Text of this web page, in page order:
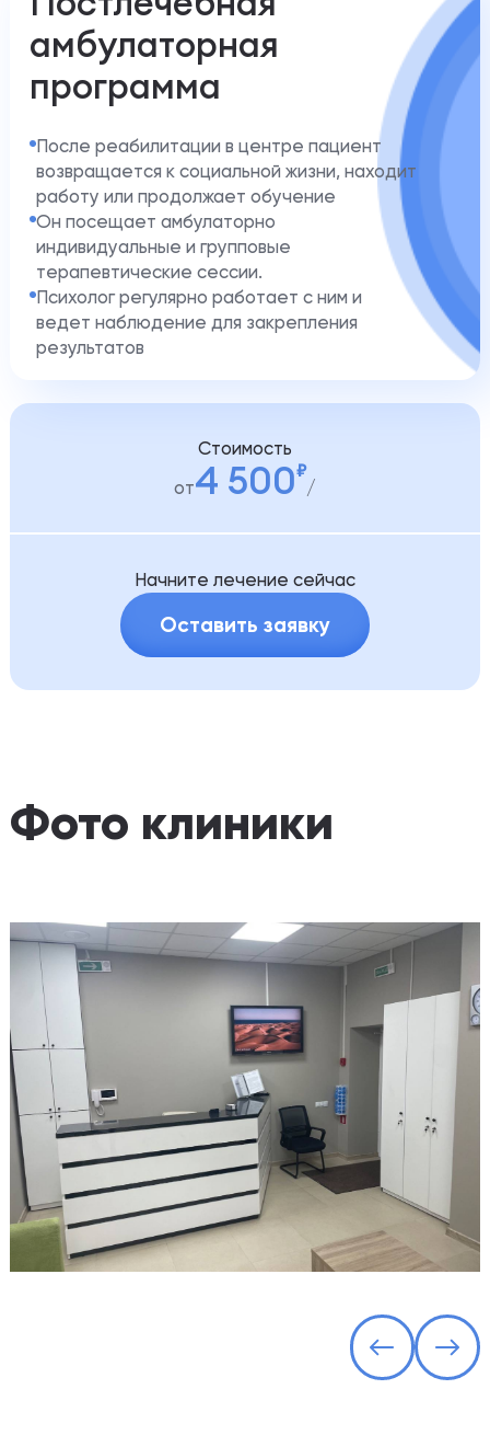
амбулаторная
программа
После реабилитации в центре пациент
возвращается к социальной жизни, находит
работу или продолжает обучение
Он посещает амбулаторно
индивидуальные и групповые
терапевтические сессии.
Психолог регулярно работает с ним и
ведет наблюдение для закрепления
результатов
Стоимость
от4 500
Начните лечение сейчас
Оставить заявку
Фото клиники